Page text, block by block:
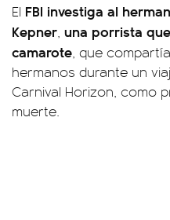
El FBI investiga al
Kepner, una porrista
camarote, que
hermanos durante un
Carnival Horizon, como
muerte.